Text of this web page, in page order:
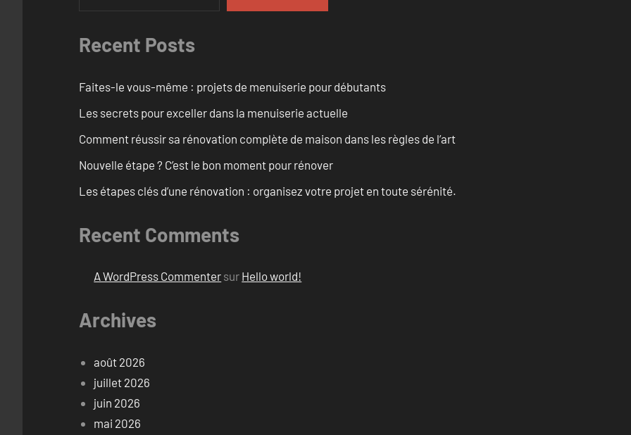
Recent Posts
Faites-le vous-même : projets de menuiserie pour débutants
Les secrets pour exceller dans la menuiserie actuelle
Comment réussir sa rénovation complète de maison dans les règles de l’art
Nouvelle étape ? C’est le bon moment pour rénover
Les étapes clés d’une rénovation : organisez votre projet en toute sérénité.
Recent Comments
A WordPress Commenter sur Hello world!
Archives
août 2026
juillet 2026
juin 2026
mai 2026